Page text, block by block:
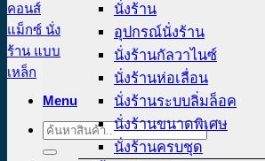
Menu
Search
for:
นั่งร้าน
อุปกรณ์นั่งร้าน
นั่งร้านกัลวาไนซ์
นั่งร้านห่อเลื่อน
นั่งร้านระบบลิ่มล็อค
นั่งร้านขนาดพิเศษ
นั่งร้านครบชุด